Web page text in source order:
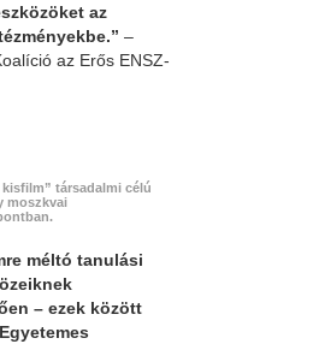
az
–
az Erős ENSZ-
kisfilm” társadalmi célú
moszkvai
méltó tanulási
– ezek között